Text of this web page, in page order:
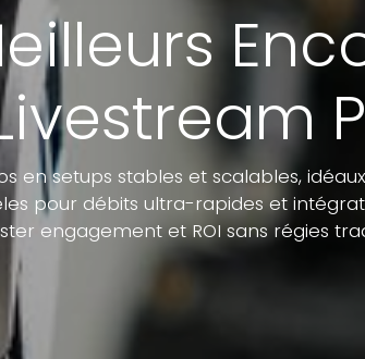
en setups stables et scalables,
pour débits ultra-rapides et
engagement et ROI sans régies